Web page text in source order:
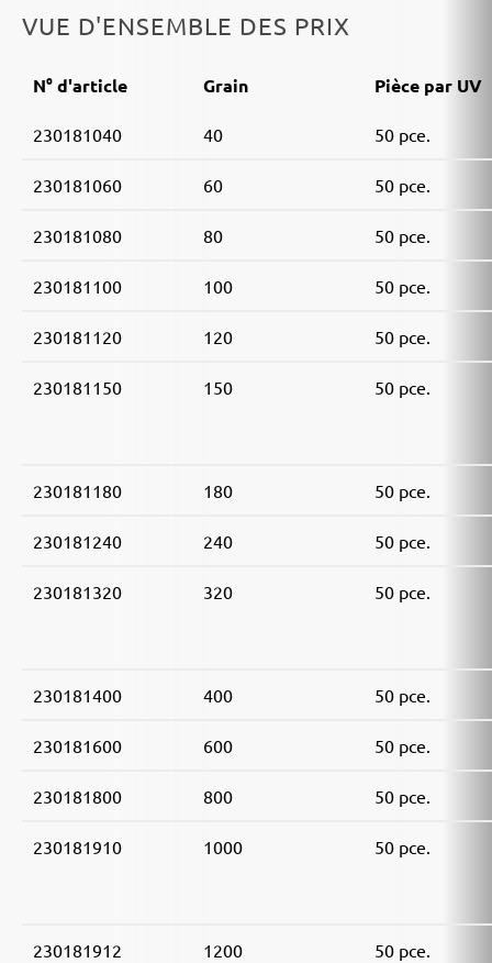
VUE D'ENSEMBLE DES PRIX
N° d'article Grain Pièce par UV
230181040 40 50 pce.
230181060 60 50 pce.
230181080 80 50 pce.
230181100 100 50 pce.
230181120 120 50 pce.
230181150 150 50 pce.
230181180 180 50 pce.
230181240 240 50 pce.
230181320 320 50 pce.
230181400 400 50 pce.
230181600 600 50 pce.
230181800 800 50 pce.
230181910 1000 50 pce.
230181912 1200 50 pce.